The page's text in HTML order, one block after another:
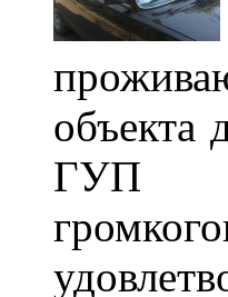
объекта
ГУП